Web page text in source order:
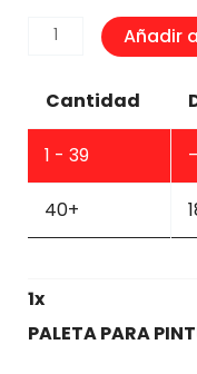
PALETA
PINTURAS
Añadir
Cantidad
1 - 39
40+
1x
PALETA PARA